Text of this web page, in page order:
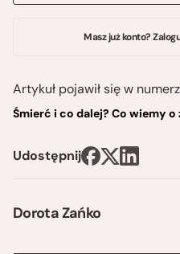
Dorota Zańko
Masz już konto?
Artykuł pojawił się w
Śmierć i co dalej? Co wiemy
Udostępnij